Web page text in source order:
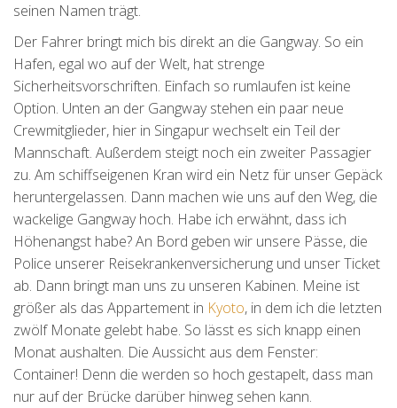
seinen Namen trägt.
Der Fahrer bringt mich bis direkt an die Gangway. So ein
Hafen, egal wo auf der Welt, hat strenge
Sicherheitsvorschriften. Einfach so rumlaufen ist keine
Option. Unten an der Gangway stehen ein paar neue
Crewmitglieder, hier in Singapur wechselt ein Teil der
Mannschaft. Außerdem steigt noch ein zweiter Passagier
zu. Am schiffseigenen Kran wird ein Netz für unser Gepäck
heruntergelassen. Dann machen wie uns auf den Weg, die
wackelige Gangway hoch. Habe ich erwähnt, dass ich
Höhenangst habe? An Bord geben wir unsere Pässe, die
Police unserer Reisekrankenversicherung und unser Ticket
ab. Dann bringt man uns zu unseren Kabinen. Meine ist
größer als das Appartement in Kyoto, in dem ich die letzten
zwölf Monate gelebt habe. So lässt es sich knapp einen
Monat aushalten. Die Aussicht aus dem Fenster:
Container! Denn die werden so hoch gestapelt, dass man
nur auf der Brücke darüber hinweg sehen kann.